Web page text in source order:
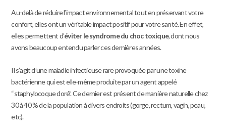
Au-delà de réduire l’impact environnemental tout en préservant votre
confort, elles ont un véritable impact positif pour votre santé. En effet,
elles permettent d’éviter le syndrome du choc toxique, dont nous
avons beaucoup entendu parler ces dernières années.
Il s’agit d’une maladie infectieuse rare provoquée par une toxine
bactérienne qui est elle-même produite par un agent appelé
“staphylocoque doré”. Ce dernier est présent de manière naturelle chez
30 à 40 % de la population à divers endroits (gorge, rectum, vagin, peau,
etc).